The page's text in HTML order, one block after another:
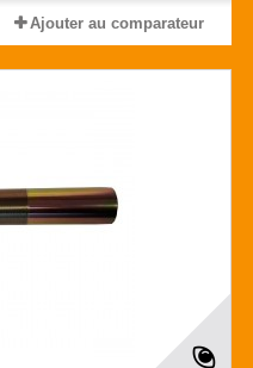
Ajouter au comparateur